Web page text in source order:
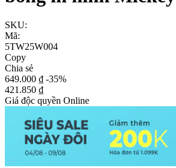
SKU:
Mã:
5TW25W004
Copy
Chia sẻ
649.000 ₫ -35%
421.850 ₫
Giá độc quyền Online